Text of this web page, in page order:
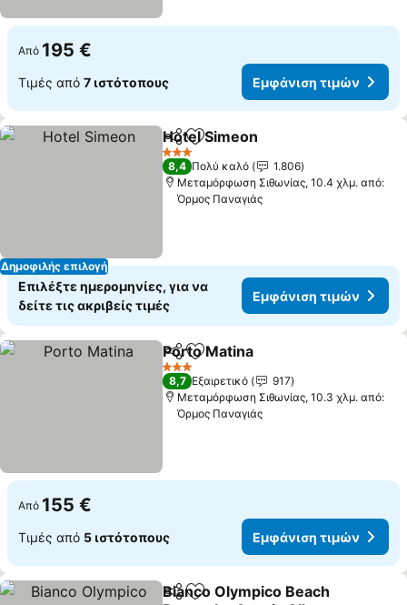
Από 195 €
Τιμές από 7 ιστότοπους Εμφάνιση τιμών
Δημοφιλής επιλογή
Κοινοποίηση
Προσθήκη στα αγαπημένα
Hotel Simeon
3 Αστέρια
8,4 Πολύ καλό
1.806
Μεταμόρφωση Σιθωνίας, 10.4 χλμ. από:
Όρμος Παναγιάς
Επιλέξτε ημερομηνίες, για να
δείτε τις ακριβείς τιμές
Εμφάνιση τιμών
Κοινοποίηση
Προσθήκη στα αγαπημένα
Porto Matina
3 Αστέρια
8,7 Εξαιρετικό
917
Μεταμόρφωση Σιθωνίας, 10.3 χλμ. από:
Όρμος Παναγιάς
Από 155 €
Τιμές από 5 ιστότοπους Εμφάνιση τιμών
Κοινοποίηση
Προσθήκη στα αγαπημένα
Bianco Olympico Beach